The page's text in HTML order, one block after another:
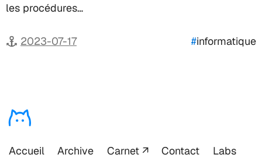
les procédures…
2023-07-17 #informatique
Accueil Archive Carnet Contact
Labs